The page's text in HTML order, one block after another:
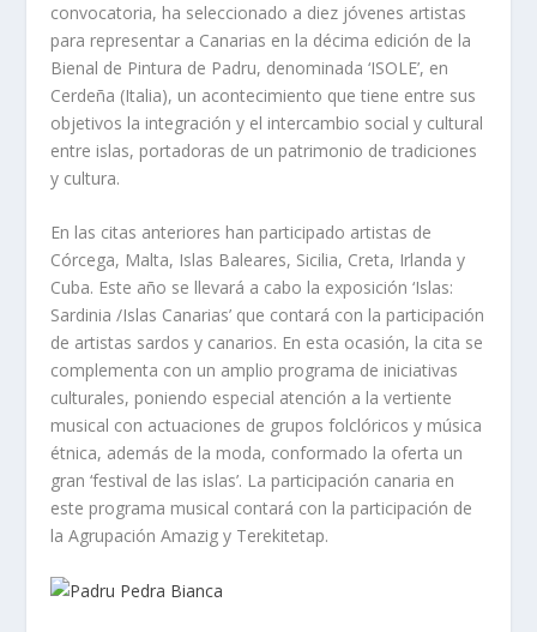
convocatoria, ha seleccionado a diez jóvenes artistas
para representar a Canarias en la décima edición de la
Bienal de Pintura de Padru, denominada ‘ISOLE’, en
Cerdeña (Italia), un acontecimiento que tiene entre sus
objetivos la integración y el intercambio social y cultural
entre islas, portadoras de un patrimonio de tradiciones
y cultura.
En las citas anteriores han participado artistas de
Córcega, Malta, Islas Baleares, Sicilia, Creta, Irlanda y
Cuba. Este año se llevará a cabo la exposición ‘Islas:
Sardinia /Islas Canarias’ que contará con la participación
de artistas sardos y canarios. En esta ocasión, la cita se
complementa con un amplio programa de iniciativas
culturales, poniendo especial atención a la vertiente
musical con actuaciones de grupos folclóricos y música
étnica, además de la moda, conformado la oferta un
gran ‘festival de las islas’. La participación canaria en
este programa musical contará con la participación de
la Agrupación Amazig y Terekitetap.